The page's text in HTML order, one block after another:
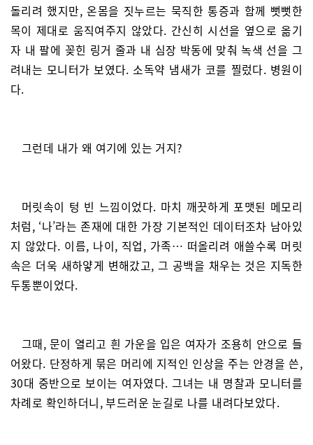
돌리려 했지만, 온몸을 짓누르는 묵직한 통증과 함께 뻣뻣한
목이 제대로 움직여주지 않았다. 간신히 시선을 옆으로 옮기
자 내 팔에 꽂힌 링거 줄과 내 심장 박동에 맞춰 녹색 선을 그
려내는 모니터가 보였다. 소독약 냄새가 코를 찔렀다. 병원이
다.
그런데 내가 왜 여기에 있는 거지?
머릿속이 텅 빈 느낌이었다. 마치 깨끗하게 포맷된 메모리
처럼, ‘나’라는 존재에 대한 가장 기본적인 데이터조차 남아있
지 않았다. 이름, 나이, 직업, 가족… 떠올리려 애쓸수록 머릿
속은 더욱 새하얗게 변해갔고, 그 공백을 채우는 것은 지독한
두통뿐이었다.
그때, 문이 열리고 흰 가운을 입은 여자가 조용히 안으로 들
어왔다. 단정하게 묶은 머리에 지적인 인상을 주는 안경을 쓴,
30대 중반으로 보이는 여자였다. 그녀는 내 명찰과 모니터를
차례로 확인하더니, 부드러운 눈길로 나를 내려다보았다.